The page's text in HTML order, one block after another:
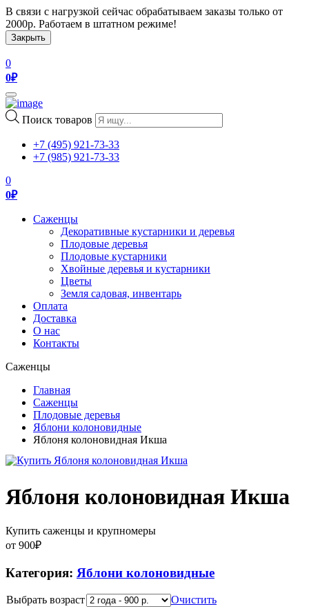
В связи с нагрузкой сейчас обрабатываем заказы только от
2000р. Работаем в штатном режиме!
Закрыть
0
0₽
Toggle
navigation
Поиск товаров
+7 (495) 921-73-33
+7 (985) 921-73-33
0
0₽
Саженцы
Декоративные кустарники и деревья
Плодовые деревья
Плодовые кустарники
Хвойные деревья и кустарники
Цветы
Земля садовая, инвентарь
Оплата
Доставка
О нас
Контакты
Саженцы
Главная
Саженцы
Плодовые деревья
Яблони колоновидные
Яблоня колоновидная Икша
Яблоня колоновидная Икша
Купить саженцы и крупномеры
от 900₽
Категория: Яблони колоновидные
Выбрать возраст Очистить